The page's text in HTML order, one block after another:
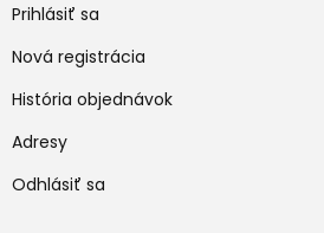
Prihlásiť sa
Nová registrácia
História objednávok
Adresy
Odhlásiť sa